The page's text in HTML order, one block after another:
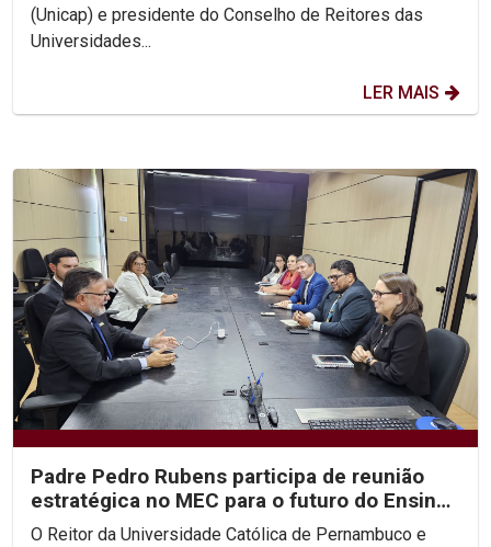
(Unicap) e presidente do Conselho de Reitores das
Universidades...
LER MAIS
Padre Pedro Rubens participa de reunião
estratégica no MEC para o futuro do Ensino
Superior no...
O Reitor da Universidade Católica de Pernambuco e